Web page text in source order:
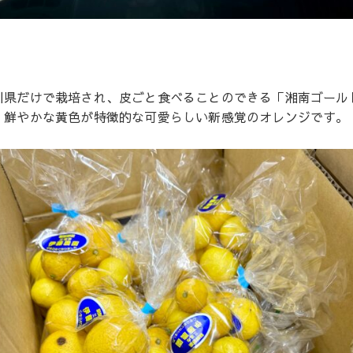
県だけで栽培され、皮ごと食べることのできる「湘南ゴール
鮮やかな黄色が特徴的な可愛らしい新感覚のオレンジです。